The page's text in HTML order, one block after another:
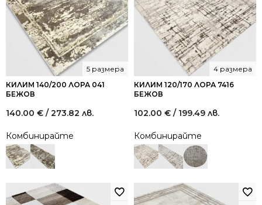
КИЛИМ 140/200 ЛОРА 041
БЕЖОВ
5 размера
140.00 € / 273.82 лв.
Комбинирайте
КИЛИМ 120/170 ЛОРА 7416
БЕЖОВ
4 размера
102.00 € / 199.49 лв.
Комбинирайте